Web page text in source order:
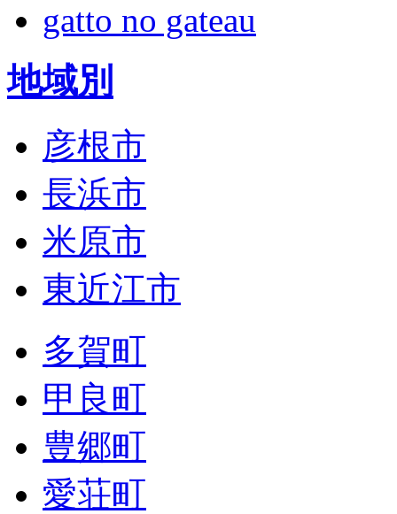
gatto no gateau
地域別
彦根市
長浜市
米原市
東近江市
多賀町
甲良町
豊郷町
愛荘町